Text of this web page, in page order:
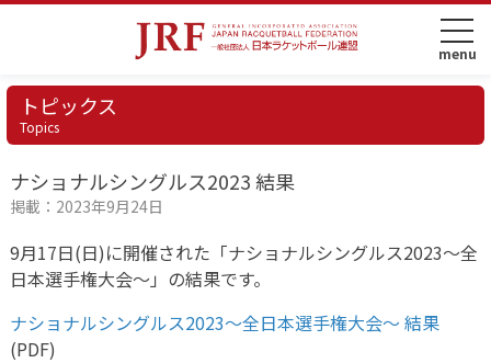
トピックス
Topics
ナショナルシングルス2023 結果
掲載：2023年9月24日
9月17日(日)に開催された「ナショナルシングルス2023〜全
日本選手権大会〜」の結果です。
ナショナルシングルス2023〜全日本選手権大会〜 結果
(PDF)